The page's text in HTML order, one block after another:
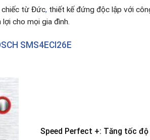
chiếc từ Đức, thiết kế đứng độc lập với
cho mọi gia đình.
SMS4ECI26E
Speed Perfect +: Tăng tốc